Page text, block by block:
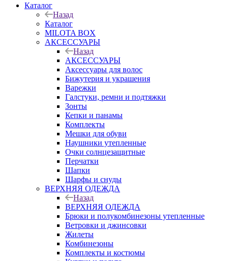
Каталог
Назад
Каталог
MILOTA BOX
АКСЕССУАРЫ
Назад
АКСЕССУАРЫ
Аксессуары для волос
Бижутерия и украшения
Варежки
Галстуки, ремни и подтяжки
Зонты
Кепки и панамы
Комплекты
Мешки для обуви
Наушники утепленные
Очки солнцезащитные
Перчатки
Шапки
Шарфы и снуды
ВЕРХНЯЯ ОДЕЖДА
Назад
ВЕРХНЯЯ ОДЕЖДА
Брюки и полукомбинезоны утепленные
Ветровки и джинсовки
Жилеты
Комбинезоны
Комплекты и костюмы